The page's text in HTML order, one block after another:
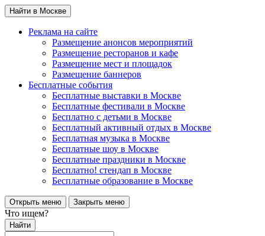
Найти в Москве
Реклама на сайте
Размещение анонсов мероприятий
Размещение ресторанов и кафе
Размещение мест и площадок
Размещение баннеров
Бесплатные события
Бесплатные выставки в Москве
Бесплатные фестивали в Москве
Бесплатно с детьми в Москве
Бесплатный активный отдых в Москве
Бесплатная музыка в Москве
Бесплатные шоу в Москве
Бесплатные праздники в Москве
Бесплатно! стендап в Москве
Бесплатные образование в Москве
Открыть меню Закрыть меню
Что ищем?
Найти